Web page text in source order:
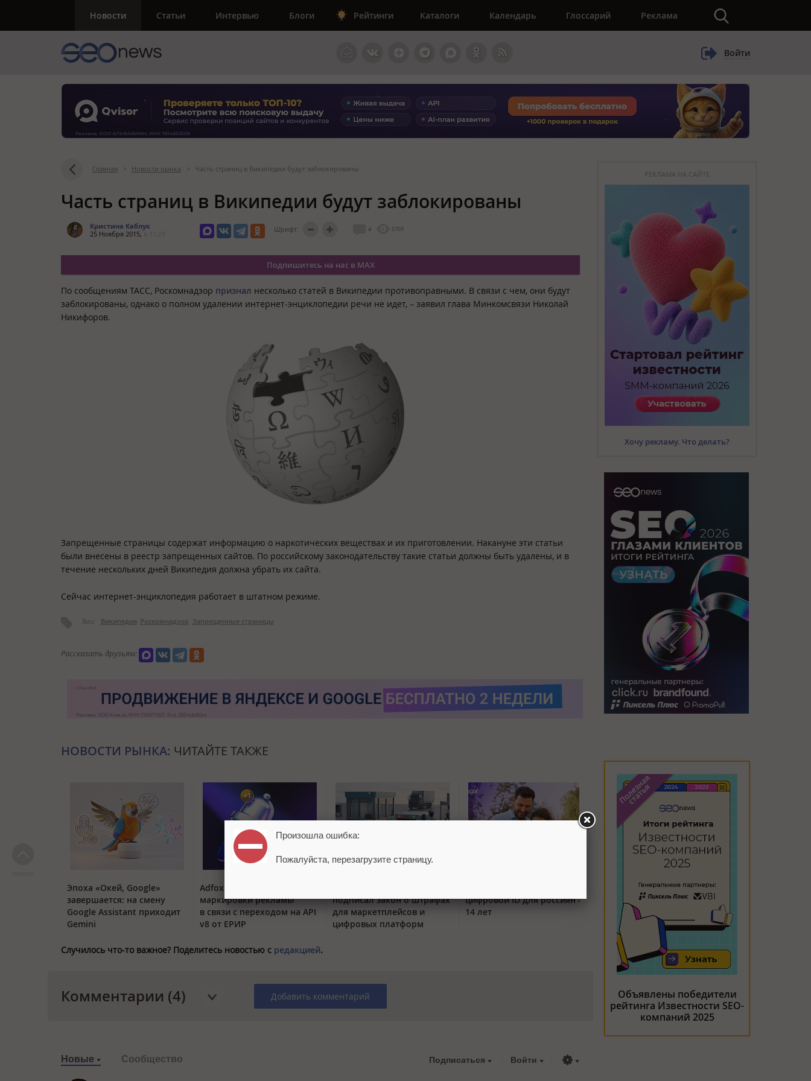
Новости Статьи Интервью Блоги Рейтинги Каталоги Календарь Глоссарий Реклама
Войти
Главная > Новости рынка > Часть страниц в Википедии будут заблокированы
Часть страниц в Википедии будут заблокированы
Кристина Каблук
25 Ноября 2015,в 11:29
Шрифт: 4 6769
Подпишитесь на нас в MAX
По сообщениям ТАСС, Роскомнадзор признал несколько статей в Википедии противоправными. В связи с чем, они будут
заблокированы, однако о полном удалении интернет-энциклопедии речи не идет, – заявил глава Минкомсвязи Николай
Никифоров.
Запрещенные страницы содержат информацию о наркотических веществах и их приготовлении. Накануне эти статьи
были внесены в реестр запрещенных сайтов. По российскому законодательству такие статьи должны быть удалены, и в
течение нескольких дней Википедия должна убрать их сайта.
Сейчас интернет-энциклопедия работает в штатном режиме.
Теги: Википедия Роскомнадзор Запрещенные страницы
Рассказать друзьям:
НОВОСТИ РЫНКА: ЧИТАЙТЕ ТАКЖЕ
Эпоха «Окей, Google»
завершается: на смену
Google Assistant приходит
Gemini
Adfox обновил интерфейс
маркировки рекламы
в связи с переходом на API
v8 от ЕРИР
подписал закон о штрафах
для маркетплейсов и
цифровых платформ
цифровой ID для россиян с
14 лет
Случилось что-то важное? Поделитесь новостью с редакцией.
Комментарии (4) Добавить комментарий
Новые Сообщество Подписаться Войти
РЕКЛАМА НА САЙТЕ
Хочу рекламу. Что делать?
Объявлены победители
рейтинга Известности SEO-
компаний 2025
Произошла ошибка:
Пожалуйста, перезагрузите страницу.